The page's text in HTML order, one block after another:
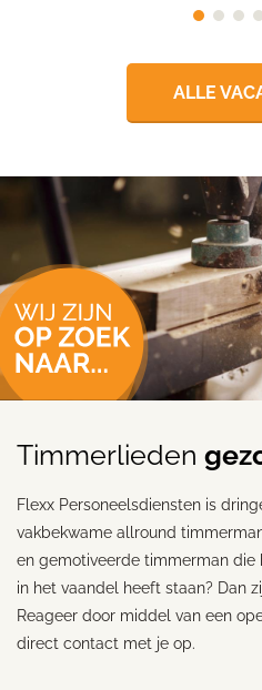
ALLE
Timmerlieden
Flexx Personeelsdiensten is
vakbekwame allround
en gemotiveerde timmerman die
in het vaandel heeft staan? Dan
Reageer door middel van een
direct contact met je op.